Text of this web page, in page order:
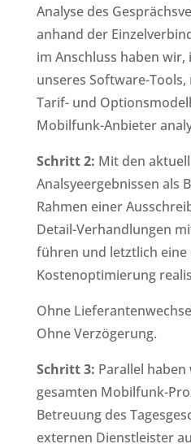
Analyse des
anhand der
im Anschluss haben wir,
unseres Software-
Tarif- und
Mobilfunk-Anbieter
Schritt 2: Mit den
Analsyeergebnissen als
Rahmen einer
Detail-Verhandlungen
führen und letztlich eine
Kostenoptimierung
Ohne
Ohne Verzögerung.
Schritt 3: Parallel
gesamten Mobilfunk-
Betreuung des
externen Dienstleister